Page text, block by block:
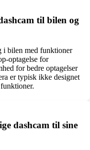
til bilen og
i bilen med funktioner
optagelse for
for bedre optagelser
er typisk ikke designet
dashcam til sine